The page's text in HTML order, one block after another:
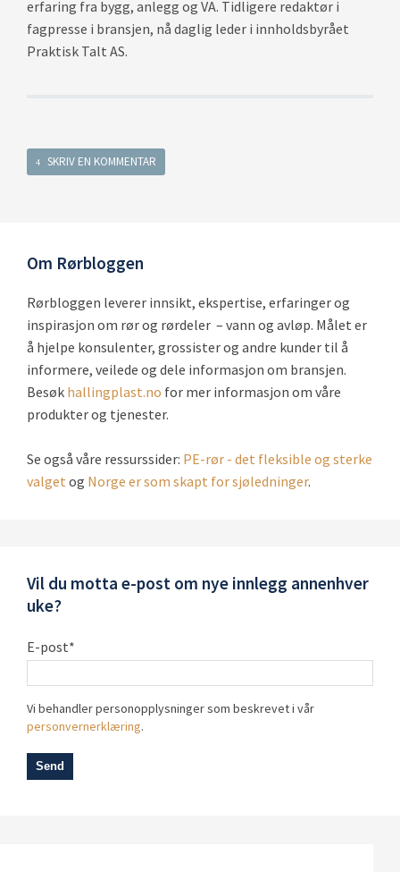
erfaring fra bygg, anlegg og VA. Tidligere redaktør i
fagpresse i bransjen, nå daglig leder i innholdsbyrået
Praktisk Talt AS.
SKRIV EN KOMMENTAR
Etternavn
E-post
Kommentar *
Er det OK om vi av og til sender deg gode artikler, tips og
Gjerne, det er greit!
Om Rørbloggen
Rørbloggen leverer innsikt, ekspertise, erfaringer og
inspirasjon om rør og rørdeler – vann og avløp. Målet er
å hjelpe konsulenter, grossister og andre kunder til å
informere, veilede og dele informasjon om bransjen.
Besøk hallingplast.no for mer informasjon om våre
produkter og tjenester.
Se også våre ressurssider: PE-rør - det fleksible og sterke
valget og Norge er som skapt for sjøledninger.
Vil du motta e-post om nye innlegg annenhver
uke?
E-post*
Vi behandler personopplysninger som beskrevet i vår
personvernerklæring.